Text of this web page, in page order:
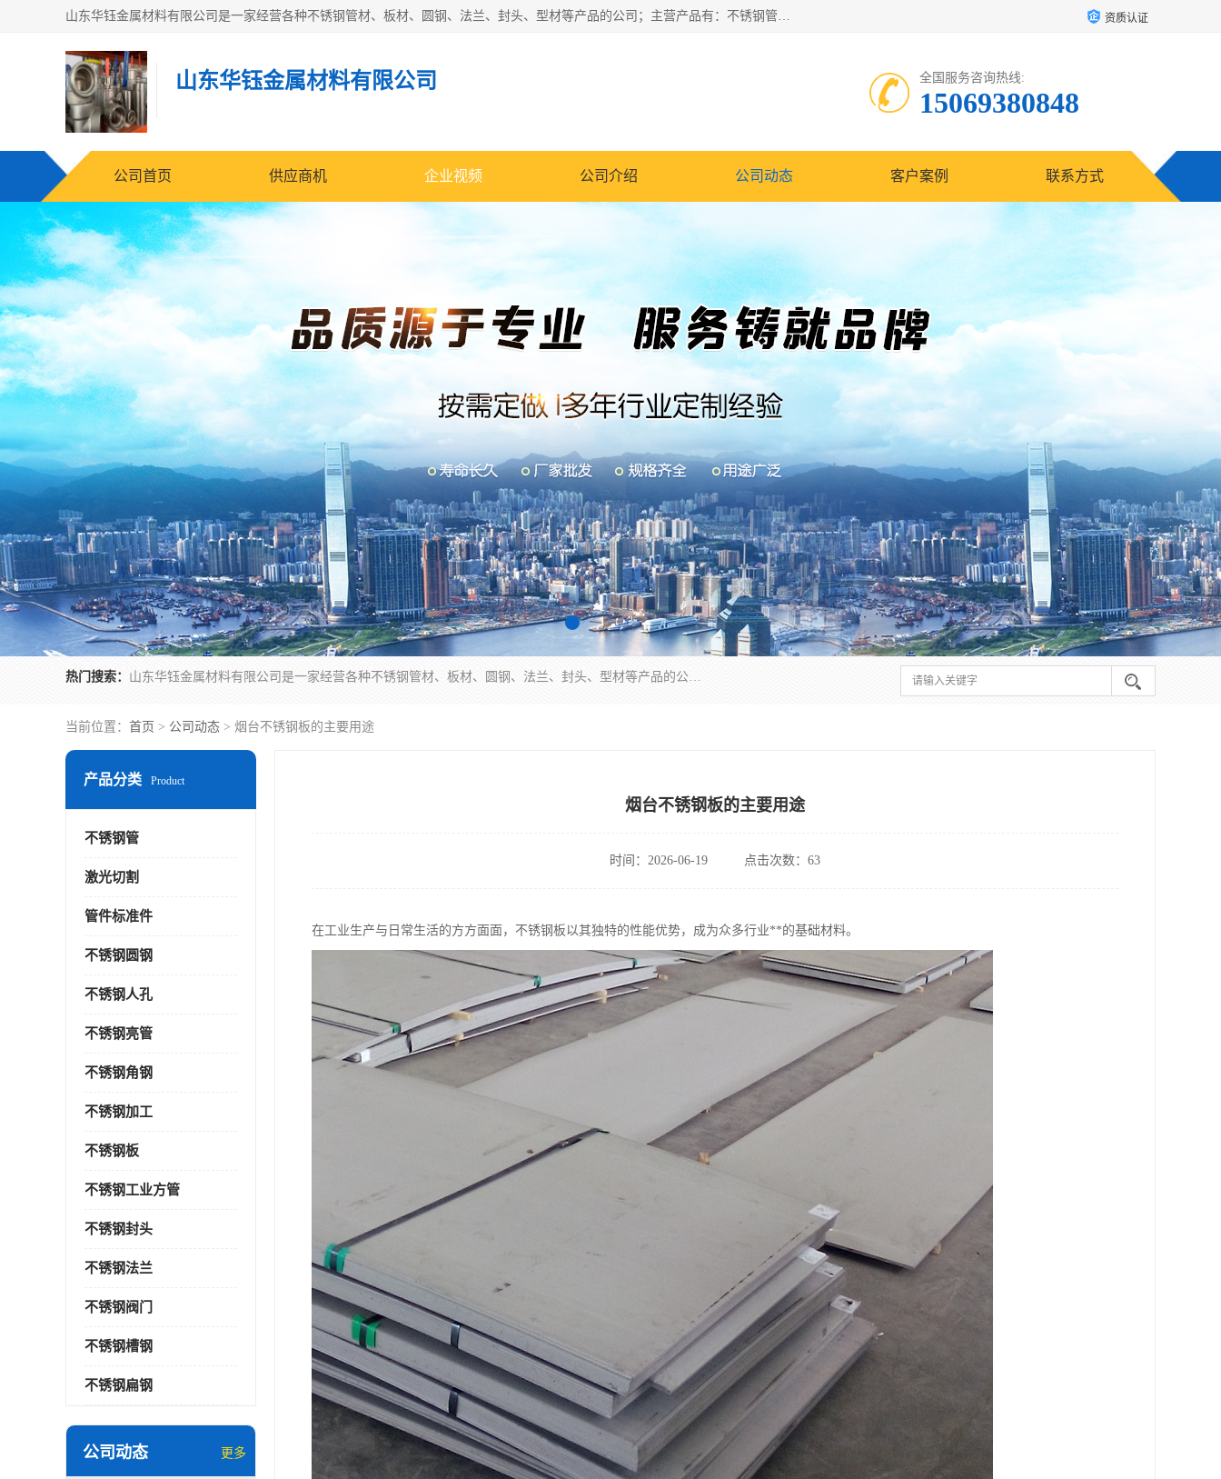
山东华钰金属材料有限公司是一家经营各种不锈钢管材、板材、圆钢、法兰、封头、型材等产品的公司；主营产品有：不锈钢管，激光切割，管件标准件，不锈钢圆钢，不锈钢人孔，不锈钢亮管，不锈钢角钢，不锈钢加工，不锈钢管子，不锈钢工业方管，不锈钢封头，不锈钢法兰，不锈钢阀门，不锈钢槽钢，不锈钢扁钢，不锈钢板等；可为客户制作各种规格的型材及不锈钢配件、非标准件及各种容器具等，能满足客户的不同采购要求。 资质认证
山东华钰金属材料有限公司 全国服务咨询热线:
15069380848
公司首页 供应商机 企业视频 公司介绍 公司动态 客户案例 联系方式
热门搜索： 山东华钰金属材料有限公司是一家经营各种不锈钢管材、板材、圆钢、法兰、封头、型材等产品的公司；主营产品有：不锈钢管，激光切割，管件标准件，不锈钢圆钢，不锈钢人孔，不锈钢亮管，不锈钢角钢，不锈钢加工，不锈钢管子，不锈钢工业方管，不锈钢封头，不锈钢法兰，不锈钢阀门，不锈钢槽钢，不锈钢扁钢，不锈钢板等；可为客户制作各种规格的型材及不锈钢配件、非标准件及各种容器具等，能满足客户的不同采购要求。
当前位置： 首页 > 公司动态 > 烟台不锈钢板的主要用途
产品分类 Product
不锈钢管
激光切割
管件标准件
不锈钢圆钢
不锈钢人孔
不锈钢亮管
不锈钢角钢
不锈钢加工
不锈钢板
不锈钢工业方管
不锈钢封头
不锈钢法兰
不锈钢阀门
不锈钢槽钢
不锈钢扁钢
公司动态 更多
烟台不锈钢板的主要用途
时间：2026-06-19 点击次数：63
在工业生产与日常生活的方方面面，不锈钢板以其独特的性能优势，成为众多行业**的基础材料。